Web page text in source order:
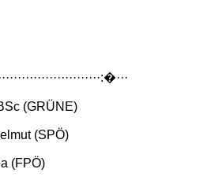
(GRÜNE)
(SPÖ)
(FPÖ)